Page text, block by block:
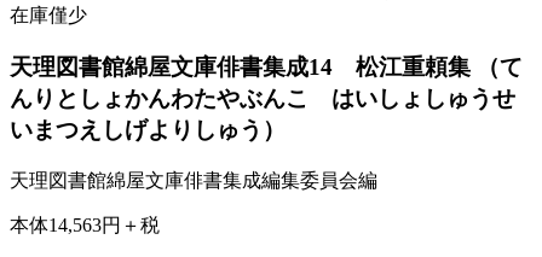
在庫僅少
天理図書館綿屋文庫俳書集成14 松江重頼集
（て
んりとしょかんわたやぶんこ はいしょしゅうせ
いまつえしげよりしゅう）
天理図書館綿屋文庫俳書集成編集委員会編
本体14,563円＋税